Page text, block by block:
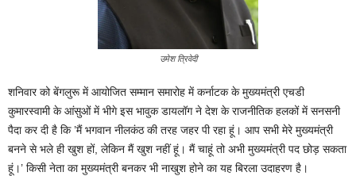
उमेश त्रिवेदी
शनिवार को बेंगलुरू में आयोजित सम्मान समारोह में कर्नाटक के मुख्यमंत्री एचडी
कुमारस्वामी के आंसुओं में भीगे इस भावुक डायलॉग ने देश के राजनीतिक हलकों में सनसनी
पैदा कर दी है कि ’मैं भगवान नीलकंठ की तरह जहर पी रहा हूं। आप सभी मेरे मुख्यमंत्री
बनने से भले ही खुश हों, लेकिन मैं खुश नहीं हूं। मैं चाहूं तो अभी मुख्यमंत्री पद छोड़ सकता
हूं।’ किसी नेता का मुख्यमंत्री बनकर भी नाखुश होने का यह बिरला उदाहरण है।